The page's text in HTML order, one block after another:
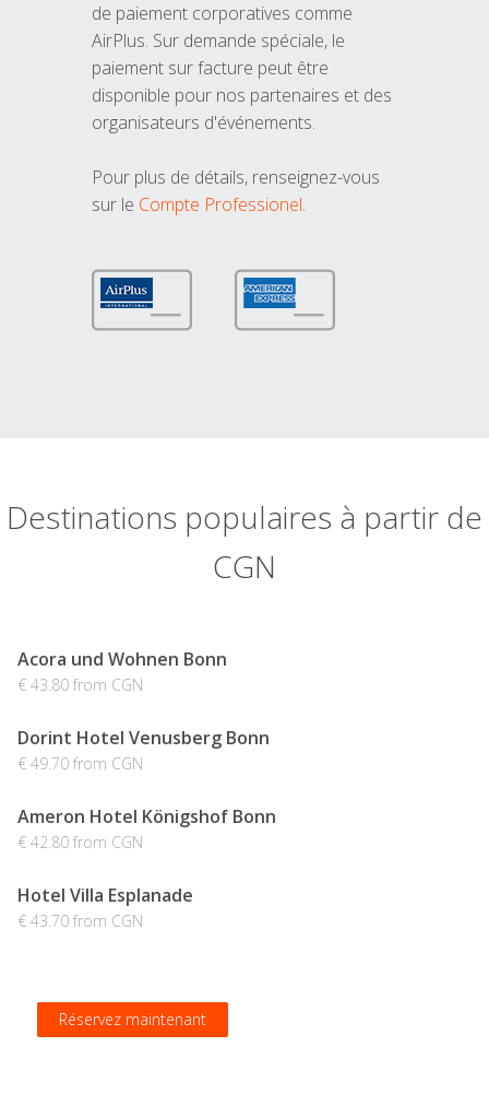
de paiement corporatives comme
AirPlus. Sur demande spéciale, le
paiement sur facture peut être
disponible pour nos partenaires et des
organisateurs d'événements.
Pour plus de détails, renseignez-vous
sur le Compte Professionel.
Destinations populaires à partir de
CGN
Acora und Wohnen Bonn
€ 43.80 from CGN
Réservez maintenant
Dorint Hotel Venusberg Bonn
€ 49.70 from CGN
Réservez maintenant
Ameron Hotel Königshof Bonn
€ 42.80 from CGN
Réservez maintenant
Hotel Villa Esplanade
€ 43.70 from CGN
Réservez maintenant